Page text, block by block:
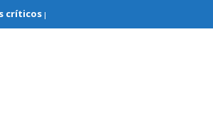
diseñar, seleccionar y operar